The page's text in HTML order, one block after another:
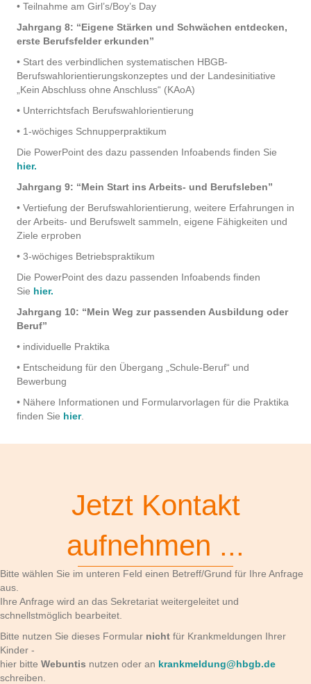
• Teilnahme am Girl’s/Boy’s Day
Jahrgang 8: “Eigene Stärken und Schwächen entdecken,
erste Berufsfelder erkunden”
• Start des verbindlichen systematischen HBGB-
Berufswahlorientierungskonzeptes und der Landesinitiative
„Kein Abschluss ohne Anschluss“ (KAoA)
• Unterrichtsfach Berufswahlorientierung
• 1-wöchiges Schnupperpraktikum
Die PowerPoint des dazu passenden Infoabends finden Sie
hier.
Jahrgang 9: “Mein Start ins Arbeits- und Berufsleben”
• Vertiefung der Berufswahlorientierung, weitere Erfahrungen in
der Arbeits- und Berufswelt sammeln, eigene Fähigkeiten und
Ziele erproben
• 3-wöchiges Betriebspraktikum
Die PowerPoint des dazu passenden Infoabends finden
Sie hier.
Jahrgang 10: “Mein Weg zur passenden Ausbildung oder
Beruf”
• individuelle Praktika
• Entscheidung für den Übergang „Schule-Beruf“ und
Bewerbung
• Nähere Informationen und Formularvorlagen für die Praktika
finden Sie hier.
Jetzt Kontakt
aufnehmen ...
Bitte wählen Sie im unteren Feld einen Betreff/Grund für Ihre Anfrage
aus.
Ihre Anfrage wird an das Sekretariat weitergeleitet und
schnellstmöglich bearbeitet.
Bitte nutzen Sie dieses Formular nicht für Krankmeldungen Ihrer
Kinder -
hier bitte Webuntis nutzen oder an krankmeldung@hbgb.de
schreiben.